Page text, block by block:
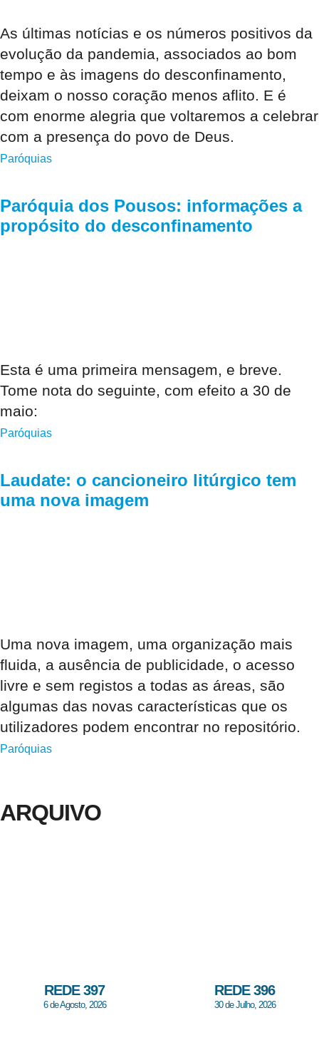
As últimas notícias e os números positivos da
evolução da pandemia, associados ao bom
tempo e às imagens do desconfinamento,
deixam o nosso coração menos aflito. E é
com enorme alegria que voltaremos a celebrar
com a presença do povo de Deus.
Paróquias
Paróquia dos Pousos: informações a
propósito do desconfinamento
Esta é uma primeira mensagem, e breve.
Tome nota do seguinte, com efeito a 30 de
maio:
Paróquias
Laudate: o cancioneiro litúrgico tem
uma nova imagem
Uma nova imagem, uma organização mais
fluida, a ausência de publicidade, o acesso
livre e sem registos a todas as áreas, são
algumas das novas características que os
utilizadores podem encontrar no repositório.
Paróquias
ARQUIVO
REDE 397
6 de Agosto, 2026
REDE 396
30 de Julho, 2026